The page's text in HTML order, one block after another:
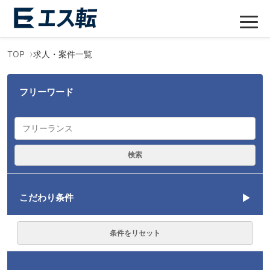
TOP 求人・案件一覧
フリーワード
検索
こだわり条件
条件をリセット